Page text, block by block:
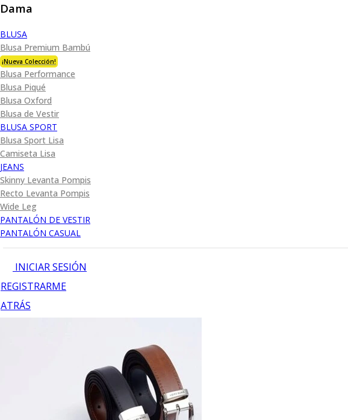
Dama
BLUSA
Blusa Premium Bambú
¡Nueva Colección!
Blusa Performance
Blusa Piqué
Blusa Oxford
Blusa de Vestir
BLUSA SPORT
Blusa Sport Lisa
Camiseta Lisa
JEANS
Skinny Levanta Pompis
Recto Levanta Pompis
Wide Leg
PANTALÓN DE VESTIR
PANTALÓN CASUAL
INICIAR SESIÓN
REGISTRARME
ATRÁS